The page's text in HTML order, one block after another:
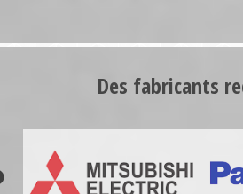
Des fabricants